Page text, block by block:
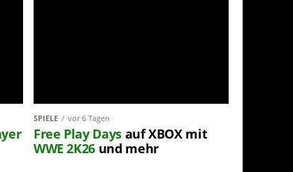
SPIELE vor 6 Tagen
Free Play Daysauf XBOX mit
WWE 2K26 und mehr